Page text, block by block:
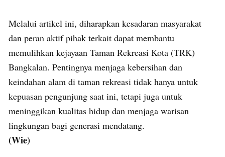
Melalui artikel ini, diharapkan kesadaran masyarakat
dan peran aktif pihak terkait dapat membantu
memulihkan kejayaan Taman Rekreasi Kota (TRK)
Bangkalan. Pentingnya menjaga kebersihan dan
keindahan alam di taman rekreasi tidak hanya untuk
kepuasan pengunjung saat ini, tetapi juga untuk
meninggikan kualitas hidup dan menjaga warisan
lingkungan bagi generasi mendatang.
(Wie)